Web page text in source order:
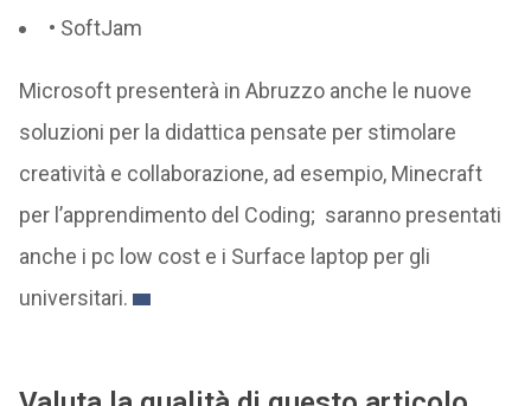
• SoftJam
Microsoft presenterà in Abruzzo anche le nuove
soluzioni per la didattica pensate per stimolare
creatività e collaborazione, ad esempio, Minecraft
per l’apprendimento del Coding; saranno presentati
anche i pc low cost e i Surface laptop per gli
universitari.